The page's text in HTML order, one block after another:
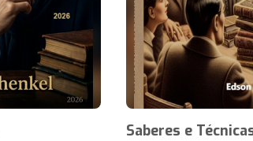
Saberes e